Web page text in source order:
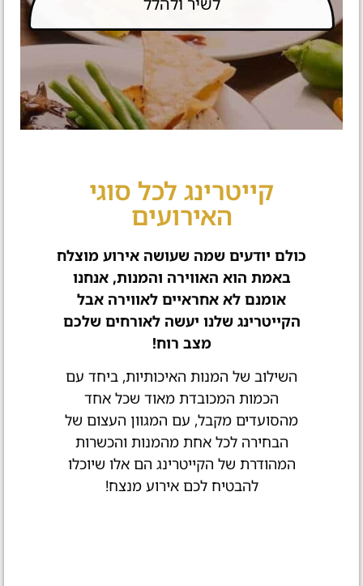
קייטרינג לכל סוגי
האירועים​
כולם יודעים שמה שעושה אירוע מוצלח
באמת הוא האווירה והמנות, אנחנו
אומנם לא אחראיים לאווירה אבל
הקייטרינג שלנו יעשה לאורחים שלכם
מצב רוח!
השילוב של המנות האיכותיות, ביחד עם
הכמות המכובדת מאוד שכל אחד
מהסועדים מקבל, עם המגוון העצום של
הבחירה לכל אחת מהמנות והכשרות
המהודרת של הקייטרינג הם אלו שיוכלו
להבטיח לכם אירוע מנצח!